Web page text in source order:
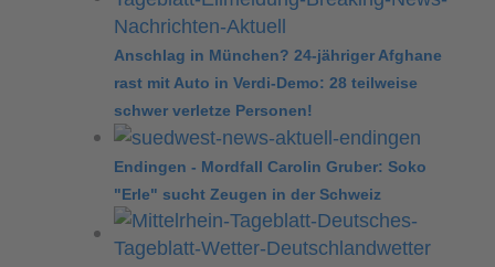
Anschlag in München? 24-jähriger Afghane
rast mit Auto in Verdi-Demo: 28 teilweise
schwer verletze Personen!
Endingen - Mordfall Carolin Gruber: Soko
"Erle" sucht Zeugen in der Schweiz